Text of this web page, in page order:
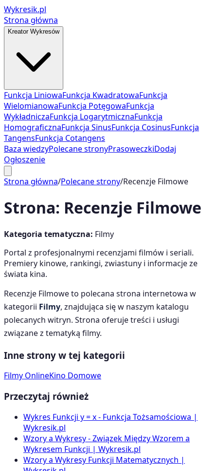
Wykresik.pl
Strona główna
Kreator Wykresów
Funkcja LiniowaFunkcja KwadratowaFunkcja
WielomianowaFunkcja PotęgowaFunkcja
WykładniczaFunkcja LogarytmicznaFunkcja
HomograficznaFunkcja SinusFunkcja CosinusFunkcja
TangensFunkcja Cotangens
Baza wiedzyPolecane stronyPrasoweczkiDodaj
Ogłoszenie
Strona główna/Polecane strony/Recenzje Filmowe
Strona: Recenzje Filmowe
Kategoria tematyczna: Filmy
Portal z profesjonalnymi recenzjami filmów i seriali.
Premiery kinowe, rankingi, zwiastuny i informacje ze
świata kina.
Recenzje Filmoweto polecana strona internetowa w
kategorii Filmy, znajdująca się w naszym katalogu
polecanych witryn. Strona oferuje treści i usługi
związane z tematyką filmy.
Inne strony w tej kategorii
Filmy OnlineKino Domowe
Przeczytaj również
Wykres Funkcji y = x - Funkcja Tożsamościowa |
Wykresik.pl
Wzory a Wykresy - Związek Między Wzorem a
Wykresem Funkcji | Wykresik.pl
Wzory a Wykresy Funkcji Matematycznych |